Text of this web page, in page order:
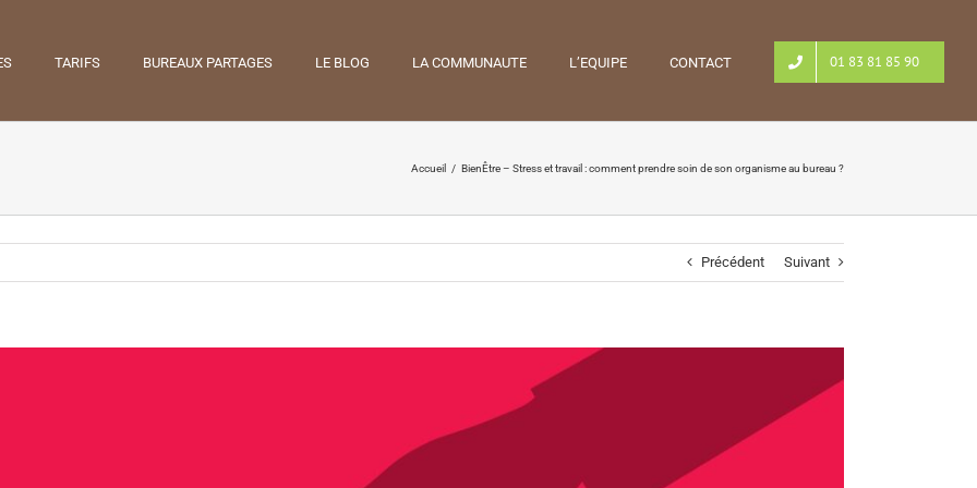
TARIFS BUREAUX PARTAGES LE BLOG LA COMMUNAUTE L’EQUIPE CONTACT 01 83 81 85 90
Accueil / BienÊtre – Stress et travail : comment prendre soin de son organisme au bureau ?
Précédent Suivant